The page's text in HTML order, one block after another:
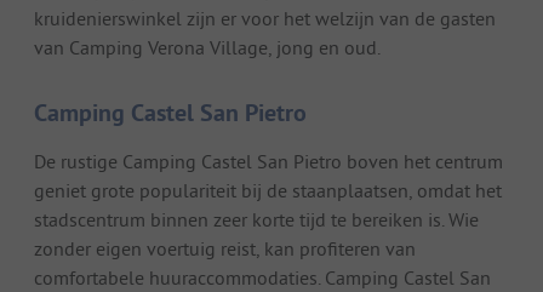
kruidenierswinkel zijn er voor het welzijn van de gasten
van Camping Verona Village, jong en oud.
Camping Castel San Pietro
De rustige Camping Castel San Pietro boven het centrum
geniet grote populariteit bij de staanplaatsen, omdat het
stadscentrum binnen zeer korte tijd te bereiken is. Wie
zonder eigen voertuig reist, kan profiteren van
comfortabele huuraccommodaties. Camping Castel San